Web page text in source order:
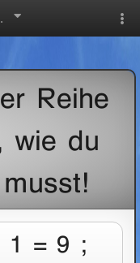
Reihe
wie du
1 = 9 ;